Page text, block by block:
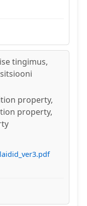
tingimus,
property,
property,